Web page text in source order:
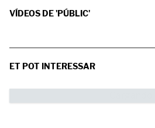
VÍDEOS DE 'PÚBLIC'
ET POT INTERESSAR